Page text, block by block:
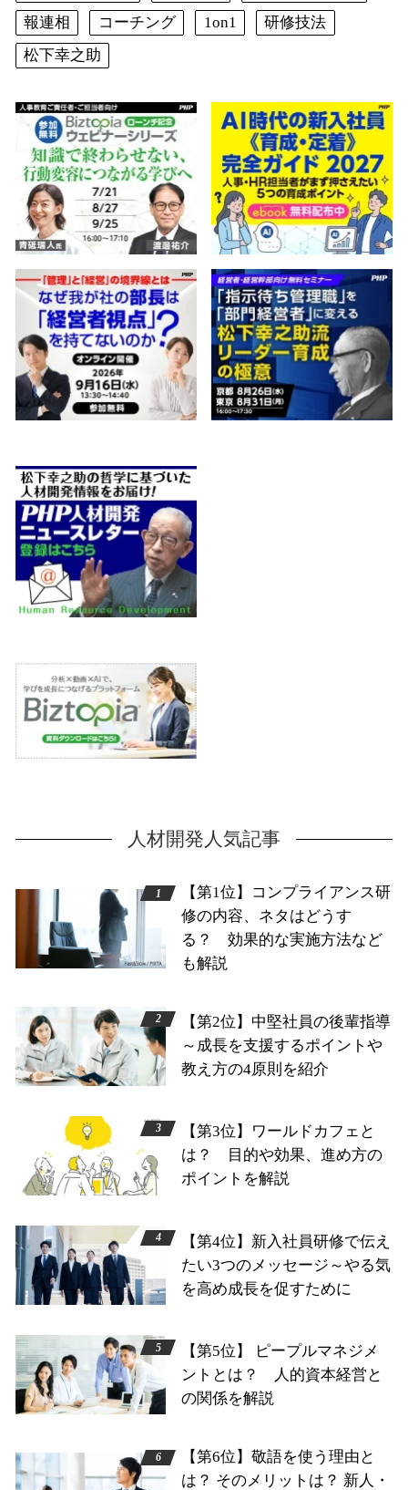
報連相
コーチング 1on1
研修技法
松下幸之助
人材開発人気記事
【第1位】コンプライアンス研
修の内容、ネタはどうす
る？ 効果的な実施方法など
も解説
【第2位】中堅社員の後輩指導
～成長を支援するポイントや
教え方の4原則を紹介
【第3位】ワールドカフェと
は？ 目的や効果、進め方の
ポイントを解説
【第4位】新入社員研修で伝え
たい3つのメッセージ～やる気
を高め成長を促すために
【第5位】 ピープルマネジメ
ントとは？ 人的資本経営と
の関係を解説
【第6位】敬語を使う理由と
は？ そのメリットは？ 新人・